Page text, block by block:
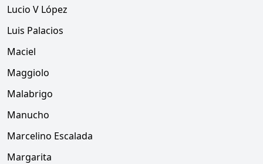
Lucio V López
Luis Palacios
Maciel
Maggiolo
Malabrigo
Manucho
Marcelino Escalada
Margarita